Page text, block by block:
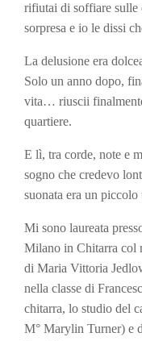
rifiutai di soffiare sulle
sorpresa e io le dissi
La delusione era
Solo un anno dopo,
vita… riuscii
quartiere.
E lì, tra corde, note e
sogno che credevo
suonata era un
Mi sono laureata
Milano in Chitarra col
di Maria Vittoria
nella classe di
chitarra, lo studio del
M° Marylin Turner) e